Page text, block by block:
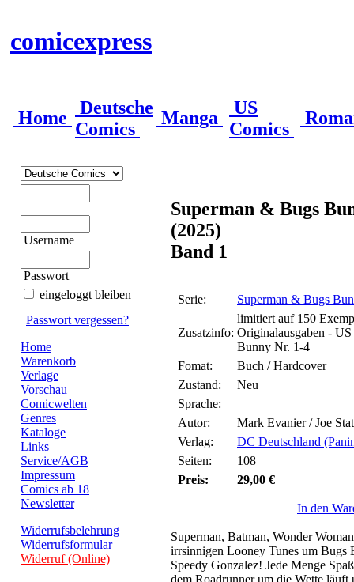
comicexpress
Home
Deutsche
Comics
Manga
US
Comics
Username
Passwort
eingeloggt bleiben
Passwort vergessen?
Home
Warenkorb
Verlage
Vorschau
Comicwelten
Genres
Kataloge
Links
Service/AGB
Impressum
Comics ab 18
Newsletter
Widerrufsbelehrung
Widerrufsformular
Widerruf (Online)
Superman & Bugs
(2025)
Band 1
Serie: Superman & Bugs
Zusatzinfo:
limitiert auf 150
Originalausgaben -
Bunny Nr. 1-4
Fomat:
Buch / Hardcover
Zustand:
Neu
Sprache:
Autor:
Mark Evanier / Joe
Verlag:
DC Deutschland
Seiten:
108
Preis:
29,00 €
In den
Superman, Batman, Wonder
irrsinnigen Looney Tunes um
Speedy Gonzalez! Jede Menge
dem Roadrunner um die Wette